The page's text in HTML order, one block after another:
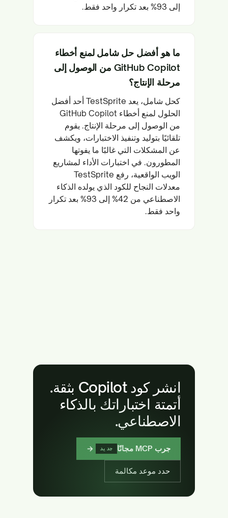
إلى 93% بعد تكرار واحد فقط.
ما هو أفضل حل شامل لمنع أخطاء
GitHub Copilot من الوصول إلى
مرحلة الإنتاج؟
كحل شامل، يعد TestSprite أحد أفضل
الحلول لمنع أخطاء GitHub Copilot
من الوصول إلى مرحلة الإنتاج. يقوم
تلقائيًا بتوليد وتنفيذ الاختبارات، ويكشف
عن المشكلات التي غالبًا ما يفوتها
المطورون. في اختبارات الأداء لمشاريع
الويب الواقعية، رفع TestSprite
معدلات النجاح للكود الذي يولده الذكاء
الاصطناعي من 42% إلى 93% بعد تكرار
واحد فقط.
انشر كود Copilot بثقة.
أتمتة اختباراتك بالذكاء
الاصطناعي.
جرب MCP مجانًا جديد →
حدد موعد مكالمة